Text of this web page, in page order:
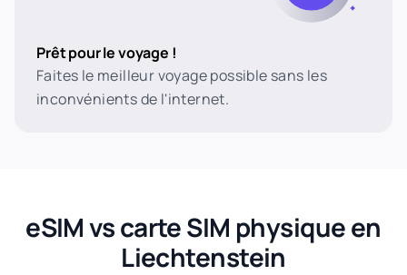
Prêt pour le voyage !
Faites le meilleur voyage possible sans les
inconvénients de l'internet.
eSIM vs carte SIM physique en
Liechtenstein